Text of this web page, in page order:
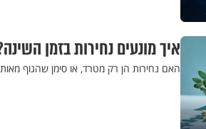
איך מונעים נחירות בזמן
האם נחירות הן רק מטרד, או סימן שהגוף